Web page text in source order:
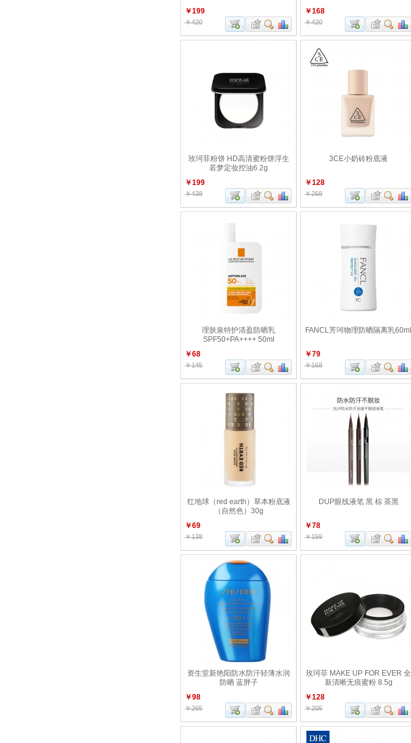
￥199
￥420
￥168
￥420
玫珂菲粉饼 HD高清蜜粉饼浮生
若梦定妆控油6.2g
￥199
￥438
3CE小奶砖粉底液
￥128
￥268
理肤泉特护清盈防晒乳
SPF50+PA++++ 50ml
￥68
￥145
FANCL芳珂物理防晒隔离乳60ml
￥79
￥168
红地球（red earth）草本粉底液
（自然色）30g
￥69
￥138
DUP眼线液笔 黑 棕 茶黑
￥78
￥159
资生堂新艳阳防水防汗轻薄水润
防晒 蓝胖子
￥98
￥265
玫珂菲 MAKE UP FOR EVER 全
新清晰无痕蜜粉 8.5g
￥128
￥205